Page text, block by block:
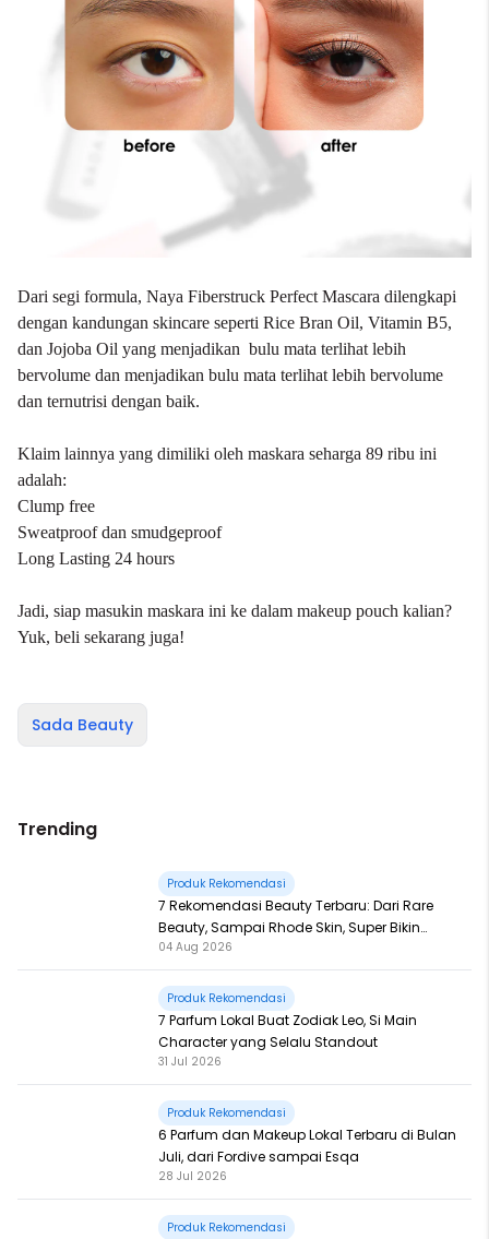
Dari segi formula, Naya Fiberstruck Perfect Mascara dilengkapi
dengan kandungan skincare seperti Rice Bran Oil, Vitamin B5,
dan Jojoba Oil yang menjadikan bulu mata terlihat lebih
bervolume dan menjadikan bulu mata terlihat lebih bervolume
dan ternutrisi dengan baik.
Klaim lainnya yang dimiliki oleh maskara seharga 89 ribu ini
adalah:
Clump free
Sweatproof dan smudgeproof
Long Lasting 24 hours
Jadi, siap masukin maskara ini ke dalam makeup pouch kalian?
Yuk, beli sekarang juga!
Sada Beauty
Trending
Produk Rekomendasi
7 Rekomendasi Beauty Terbaru: Dari Rare
Beauty, Sampai Rhode Skin, Super Bikin
Fomo
04 Aug 2026
Produk Rekomendasi
7 Parfum Lokal Buat Zodiak Leo, Si Main
Character yang Selalu Standout
31 Jul 2026
Produk Rekomendasi
6 Parfum dan Makeup Lokal Terbaru di Bulan
Juli, dari Fordive sampai Esqa
28 Jul 2026
Produk Rekomendasi